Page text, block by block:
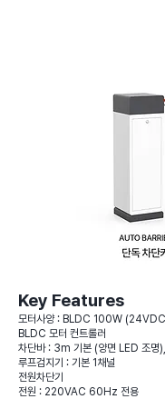
Key Features
모터사양 : BLDC 100W
BLDC 모터 컨트롤러
차단바 : 3m 기본 (양면 LED 조명
루프검지기 : 기본 1채널
전원차단기
전원 : 220VAC 60Hz 전용